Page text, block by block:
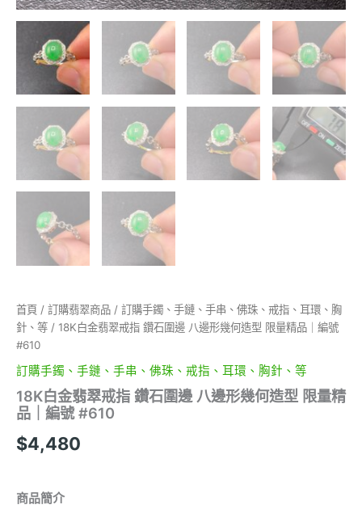
首頁 / 訂購翡翠商品 / 訂購手鐲、手鏈、手串、佛珠、戒指、耳環、胸
針、等 / 18K白金翡翠戒指 鑽石圍邊 八邊形幾何造型 限量精品｜編號
#610
訂購手鐲、手鏈、手串、佛珠、戒指、耳環、胸針、等
18K白金翡翠戒指 鑽石圍邊 八邊形幾何造型 限量精
品｜編號 #610
$4,480
商品簡介